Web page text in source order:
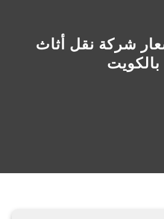
شركة نقل أثاث
بالكويت